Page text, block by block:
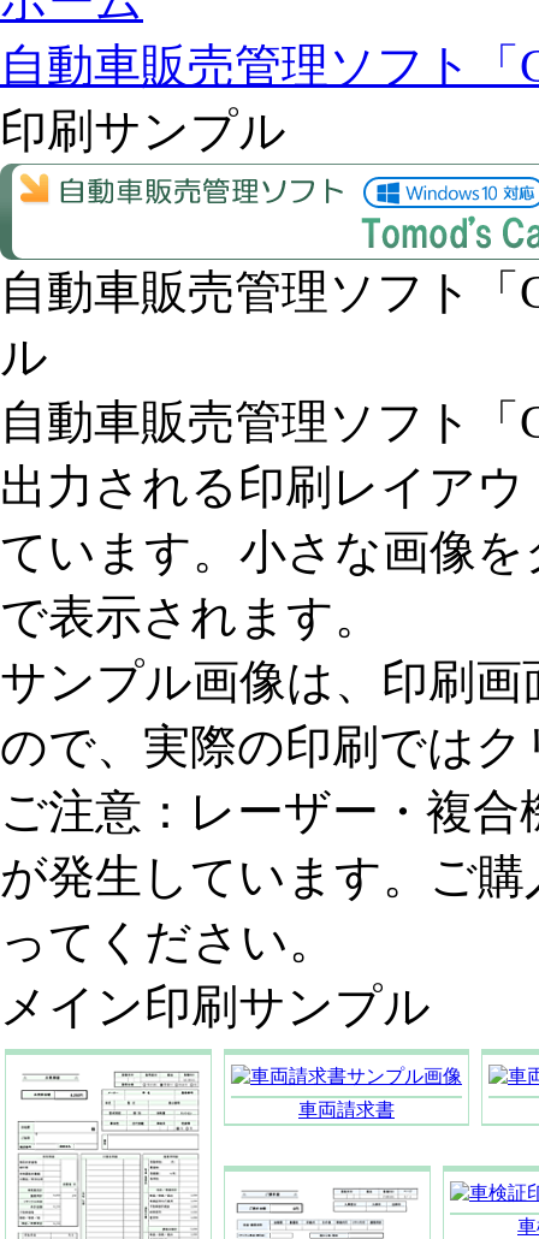
自動車販売管理ソフト「
印刷サンプル
自動車販売管理ソフト「
ル
自動車販売管理ソフト「
出力される印刷レイア
ています。小さな画像
で表示されます。
サンプル画像は、印刷
ので、実際の印刷では
ご注意：レーザー・複
が発生しています。ご
ってください。
メイン印刷サンプル
車両請求書